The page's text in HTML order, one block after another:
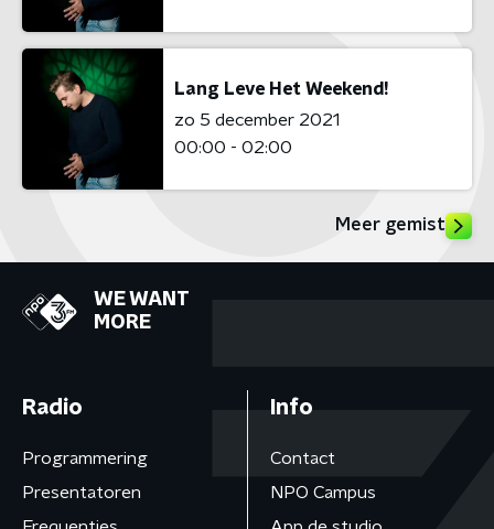
Lang Leve Het Weekend!
zo 5 december 2021
00:00 - 02:00
Meer gemist
WE WANT
MORE
Radio
Programmering
Presentatoren
Info
Contact
NPO Campus